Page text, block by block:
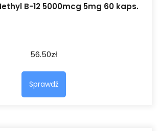
B-12 5000mcg 5mg 60 kaps.
56.50zł
Sprawdź